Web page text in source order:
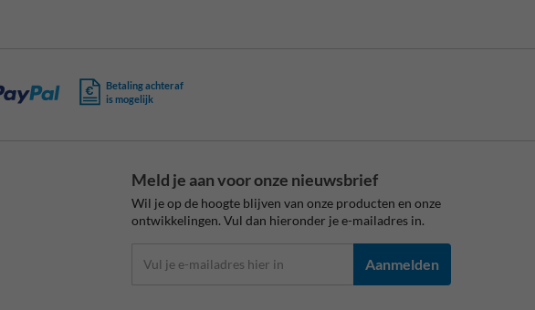
Betaling achteraf
is mogelijk
Meld je aan voor onze nieuwsbrief
Wil je op de hoogte blijven van onze producten en onze
ontwikkelingen. Vul dan hieronder je e-mailadres in.
Aanmelden